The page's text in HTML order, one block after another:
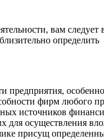
вам
определить
фирм любого
источников
осуществления
присущ